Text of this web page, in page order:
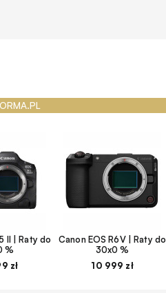
II | Raty do
%
zł
Canon EOS R6V | Raty do
30x0 %
10 999 zł